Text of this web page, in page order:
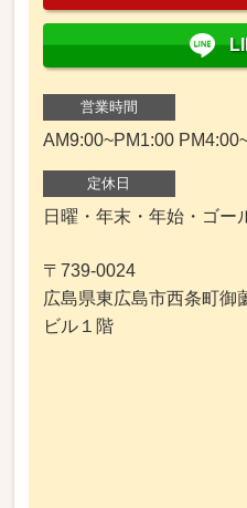
営業時間
AM9:00~PM1:00
定休日
日曜・年末・年始・ゴー
〒739-0024
広島県東広島市西条町御
ビル１階